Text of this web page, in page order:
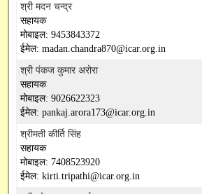
श्री मदन चन्द्र
सहायक
मोबाइल: 9453843372
ईमेल: madan.chandra870@icar.org.in
श्री पंकज कुमार अरोरा
सहायक
मोबाइल: 9026622323
ईमेल: pankaj.arora173@icar.org.in
श्रीमती कीर्ति सिंह
सहायक
मोबाइल: 7408523920
ईमेल: kirti.tripathi@icar.org.in